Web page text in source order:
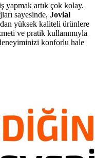
yapmak artık çok kolay.
sayesinde, Jovial
yüksek kaliteli ürünlere
ve pratik kullanımıyla
konforlu hale